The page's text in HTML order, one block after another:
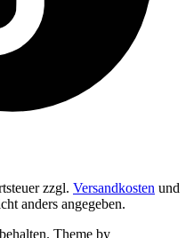
zzgl. Versandkosten und
anders angegeben.
Theme by